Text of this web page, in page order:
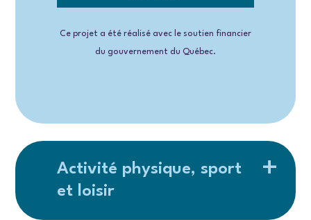
Ce projet a été réalisé avec le soutien financier
du gouvernement du Québec.
Activité physique, sport
et loisir